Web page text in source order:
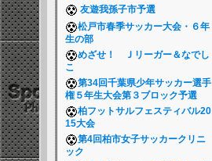
友遊我孫子市予選
松戸市春季サッカー大会・６年
生の部
めざせ！ Ｊリーガー＆なでし
こ
第34回千葉県少年サッカー選手
権５年生大会第３ブロック予選
柏フットサルフェスティバル20
15大会
第4回柏市女子サッカークリニ
ック